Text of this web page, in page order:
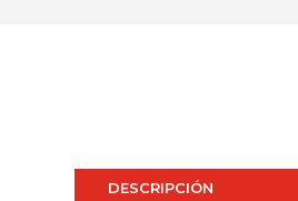
DESCRIPCIÓN